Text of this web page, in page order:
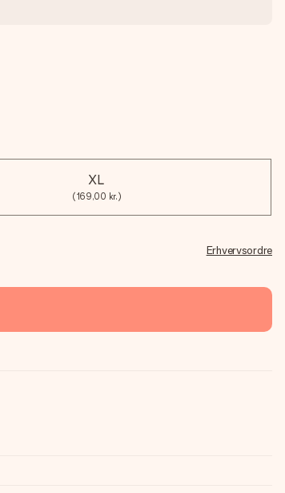
XL
(169,00 kr.)
Erhvervsordre